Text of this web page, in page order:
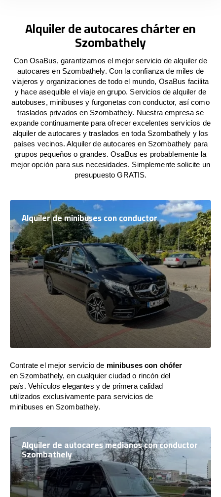
Alquiler de autocares chárter en
Szombathely
Con OsaBus, garantizamos el mejor servicio de alquiler de
autocares en Szombathely. Con la confianza de miles de
viajeros y organizaciones de todo el mundo, OsaBus facilita
y hace asequible el viaje en grupo. Servicios de alquiler de
autobuses, minibuses y furgonetas con conductor, así como
traslados privados en Szombathely. Nuestra empresa se
expande continuamente para ofrecer excelentes servicios de
alquiler de autocares y traslados en toda Szombathely y los
países vecinos. Alquiler de autocares en Szombathely para
grupos pequeños o grandes. OsaBus es probablemente la
mejor opción para sus necesidades. Simplemente solicite un
presupuesto GRATIS.
Alquiler de minibuses con conductor
Contrate el mejor servicio de minibuses con chófer
en Szombathely, en cualquier ciudad o rincón del
país. Vehículos elegantes y de primera calidad
utilizados exclusivamente para servicios de
minibuses en Szombathely.
Alquiler de autocares medianos con conductor
Szombathely